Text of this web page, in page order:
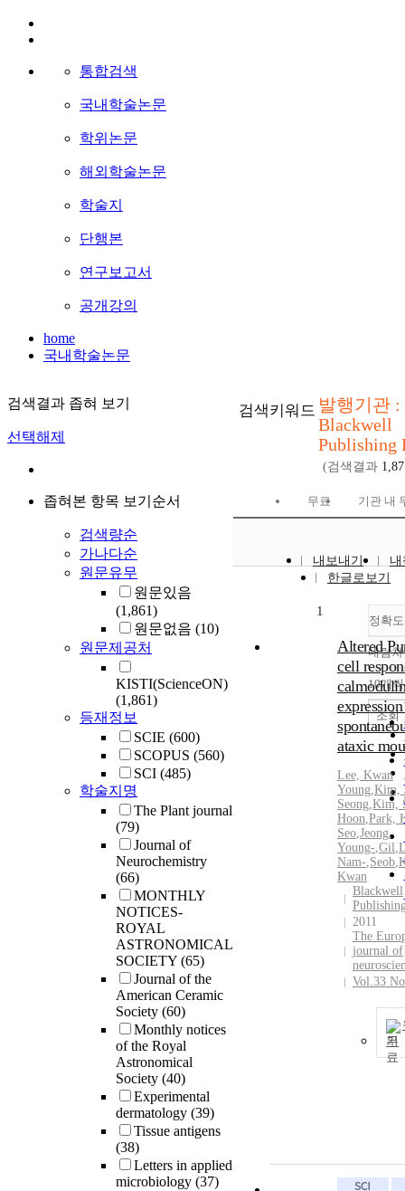
통합검색
국내학술논문
학위논문
해외학술논문
학술지
단행본
연구보고서
공개강의
home
국내학술논문
검색결과 좁혀 보기
선택해제
좁혀본 항목 보기순서
검색량순
가나다순
원문유무
원문있음
(1,861)
원문없음 (10)
원문제공처
KISTI(ScienceON)
(1,861)
등재정보
SCIE (600)
SCOPUS (560)
SCI (485)
학술지명
The Plant journal
(79)
Journal of
Neurochemistry
(66)
MONTHLY
NOTICES-
ROYAL
ASTRONOMICAL
SOCIETY (65)
Journal of the
American Ceramic
Society (60)
Monthly notices
of the Royal
Astronomical
Society (40)
Experimental
dermatology (39)
Tissue antigens
(38)
Letters in applied
microbiology (37)
검색키워드 발행기관 :
Blackwell
Publishing
(검색결과
무료 기관 내
내보내기
한글로보기
정확
내림차
10개
조회
1
Altered
cell
calmodulin
ataxic
Lee, Kwan
Young,Kim,
Seong,Kim,
Hoon,Park,
Seo,Jeong,
Young‐,Gil,
Nam‐,Seob,
Kwan
Blackwell
2011
The
journal of
Vol.33
기